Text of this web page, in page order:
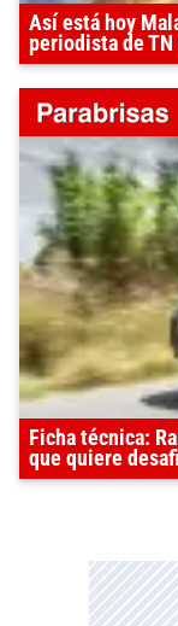
Así está hoy
periodista de
Ficha técnica:
que quiere